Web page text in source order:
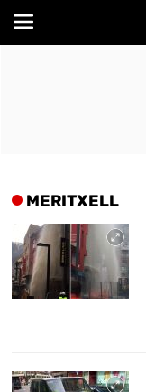
MERITXELL